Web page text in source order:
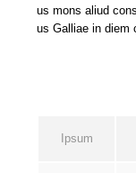
us mons aliud
us Galliae in diem
Ipsum